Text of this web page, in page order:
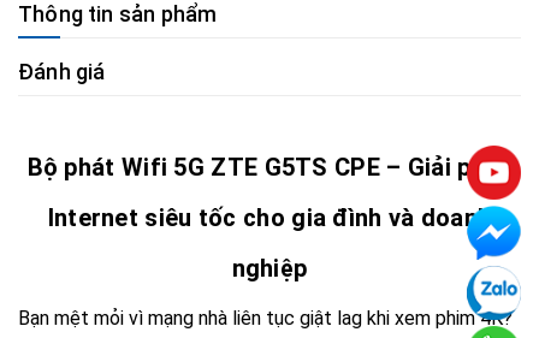
Thông tin sản phẩm
Đánh giá
Bộ phát Wifi 5G ZTE G5TS CPE – Giải pháp
Internet siêu tốc cho gia đình và doanh
nghiệp
Bạn mệt mỏi vì mạng nhà liên tục giật lag khi xem phim 4K?